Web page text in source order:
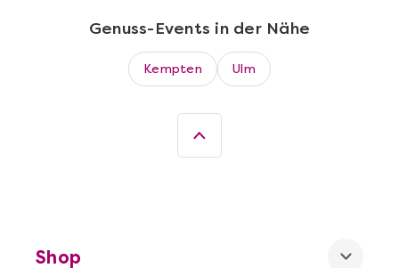
Wein- & Käse-Genuss@Home für 2
Genuss-Events in der Nähe
Kempten Ulm
Shop